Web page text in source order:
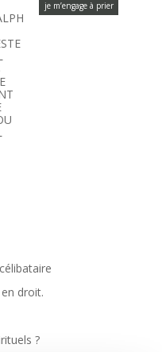
je m’engage à prier
droit.
?